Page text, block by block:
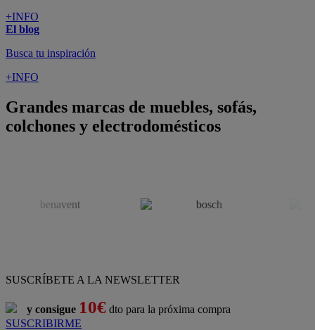
+INFO
El blog
Busca tu inspiración
+INFO
Grandes marcas de muebles, sofás,
colchones y electrodomésticos
SUSCRÍBETE A LA NEWSLETTER
y consigue 10€ dto para la próxima compra
SUSCRIBIRME